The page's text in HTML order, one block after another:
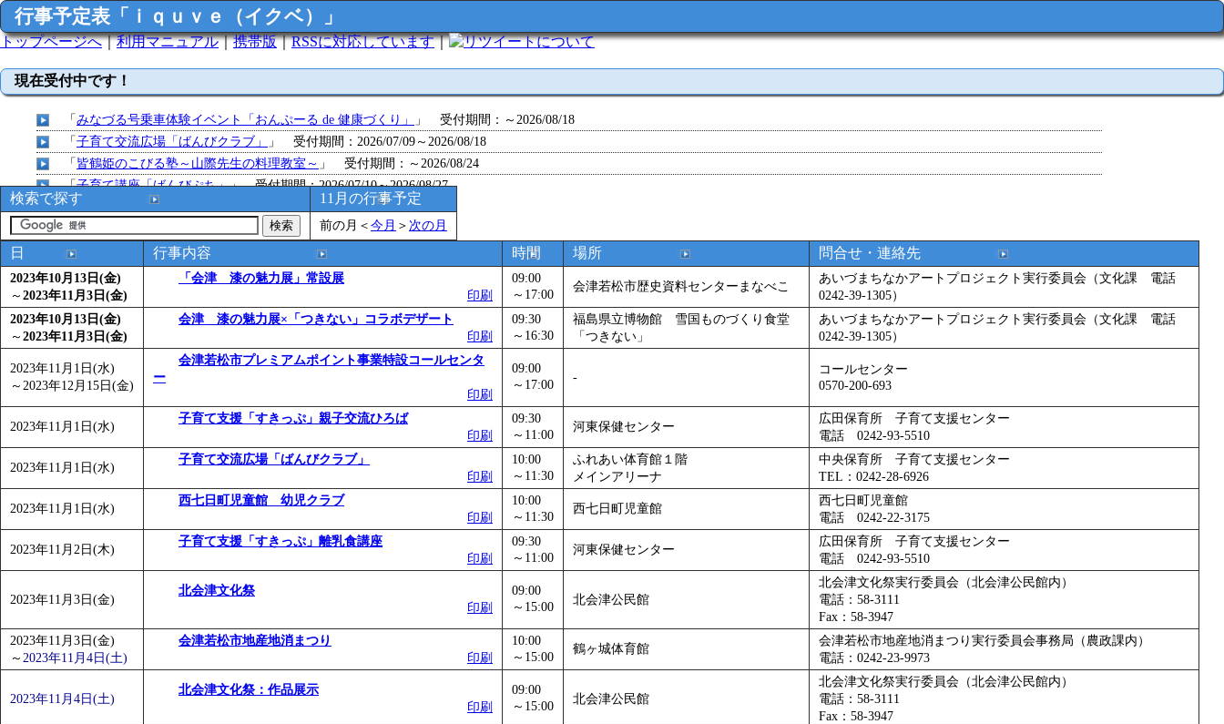
行事予定表「ｉｑｕｖｅ（イクベ）」
トップページへ｜利用マニュアル｜携帯版｜RSSに対応しています｜ について
現在受付中です！
「みなづる号乗車体験イベント「おんぷーる de 健康づくり」
」 受付期間：～2026/08/18
「子育て交流広場「ばんびクラブ」
」 受付期間：2026/07/09～2026/08/18
「皆鶴姫のこびる塾～山際先生の料理教室～ 」 受付期間：～2026/08/24
「子育て講座「ばんびぷち」」 受付期間：2026/07/10～2026/08/27
「 子育て交流広場「ばんびクラブ」
」 受付期間：2026/07/13～2026/08/28
「子育て交流広場「ばんびクラブ」
」 受付期間：2026/08/10～2026/09/01
「 赤ちゃん子育て講座「ばんびぷち」
」 受付期間：2026/08/10～2026/09/07
「赤ちゃん子育て講座「ばんびぷち」」 受付期間：2026/08/10～2026/09/11
「 まだまだ暑い！コミプの夏！！第11回 水中レクリエーション 障害物競争でお土産をゲットせよ！」 受付期間：～2026/09/13
「皆鶴姫のこびる塾～山際先生の料理教室～」 受付期間：～2026/09/14
「子育て交流広場「ばんびクラブ」
」 受付期間：2026/08/10～2026/09/15
「
赤ちゃん交流広場「ばんびぷち」 」 受付期間：2026/08/10～2026/09/28
「 みなづる号乗車体験イベント「おんぷーる de 健康づくり」
」 受付期間：～2026/09/29
「堂島地区歴史ウオークの参加者を募集します」 受付期間：～2026/09/30
「みなづる号乗車体験イベント「おんぷーる de 健康づくり」
」 受付期間：～2026/11/05
「皆鶴姫のこびる塾～山際先生の料理教室～」 受付期間：～2026/11/30
「みなづる号乗車体験イベント「おんぷーる de 健康づくり」 」 受付期間：～2026/12/03
検索で探す 11月の行事予定
前の月 ＜今月 ＞ 次の月
日 行事内容 時間 場所 問合せ・連絡先
2023年10月13日(金)
～2023年11月3日(金)
「会津 漆の魅力展」常設展
印刷
09:00
～17:00
会津若松市歴史資料センターまなべこ
あいづまちなかアートプロジェクト実行委員会（文化課 電話
0242-39-1305）
2023年10月13日(金)
～2023年11月3日(金)
会津 漆の魅力展×「つきない」コラボデザート
印刷
09:30
～16:30
福島県立博物館 雪国ものづくり食堂
「つきない」
あいづまちなかアートプロジェクト実行委員会（文化課 電話
0242-39-1305）
2023年11月1日(水)
～ 2023年12月15日(金)
会津若松市プレミアムポイント事業特設コールセンタ
ー
印刷
09:00
～17:00
-
コールセンター
0570-200-693
2023年11月1日(水)
子育て支援「すきっぷ」親子交流ひろば
印刷
09:30
～11:00
河東保健センター
広田保育所 子育て支援センター
電話 0242-93-5510
2023年11月1日(水)
子育て交流広場「ばんびクラブ」
印刷
10:00
～11:30
ふれあい体育館１階
メインアリーナ
中央保育所 子育て支援センター
TEL：0242-28-6926
2023年11月1日(水)
西七日町児童館 幼児クラブ
印刷
10:00
～11:30
西七日町児童館
西七日町児童館
電話 0242-22-3175
2023年11月2日(木)
子育て支援「すきっぷ」離乳食講座
印刷
09:30
～11:00
河東保健センター
広田保育所 子育て支援センター
電話 0242-93-5510
2023年11月3日(金)
北会津文化祭
印刷
09:00
～15:00
北会津公民館
北会津文化祭実行委員会（北会津公民館内）
電話：58-3111
Fax：58-3947
2023年11月3日(金)
～ 2023年11月4日(土)
会津若松市地産地消まつり
印刷
10:00
～15:00
鶴ヶ城体育館
会津若松市地産地消まつり実行委員会事務局（農政課内）
電話：0242-23-9973
2023年11月4日(土)
北会津文化祭：作品展示
印刷
09:00
～15:00
北会津公民館
北会津文化祭実行委員会（北会津公民館内）
電話：58-3111
Fax：58-3947